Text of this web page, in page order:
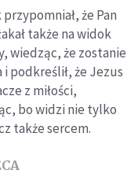
że Pan
także na widok
wiedząc, że zostanie
i podkreślił, że Jezus
z miłości,
bo widzi nie tylko
także sercem.